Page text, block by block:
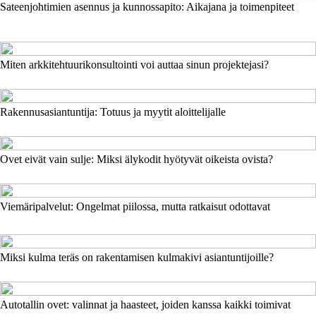
Sateenjohtimien asennus ja kunnossapito: Aikajana ja toimenpiteet
Miten arkkitehtuurikonsultointi voi auttaa sinun projektejasi?
Rakennusasiantuntija: Totuus ja myytit aloittelijalle
Ovet eivät vain sulje: Miksi älykodit hyötyvät oikeista ovista?
Viemäripalvelut: Ongelmat piilossa, mutta ratkaisut odottavat
Miksi kulma teräs on rakentamisen kulmakivi asiantuntijoille?
Autotallin ovet: valinnat ja haasteet, joiden kanssa kaikki toimivat